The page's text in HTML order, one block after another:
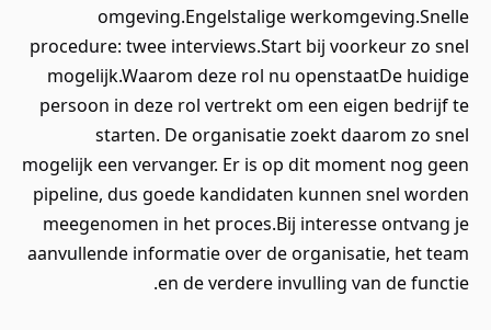
omgeving.Engelstalige werkomgeving.Snelle
procedure: twee interviews.Start bij voorkeur zo snel
mogelijk.Waarom deze rol nu openstaatDe huidige
persoon in deze rol vertrekt om een eigen bedrijf te
starten. De organisatie zoekt daarom zo snel
mogelijk een vervanger. Er is op dit moment nog geen
pipeline, dus goede kandidaten kunnen snel worden
meegenomen in het proces.Bij interesse ontvang je
aanvullende informatie over de organisatie, het team
en de verdere invulling van de functie.